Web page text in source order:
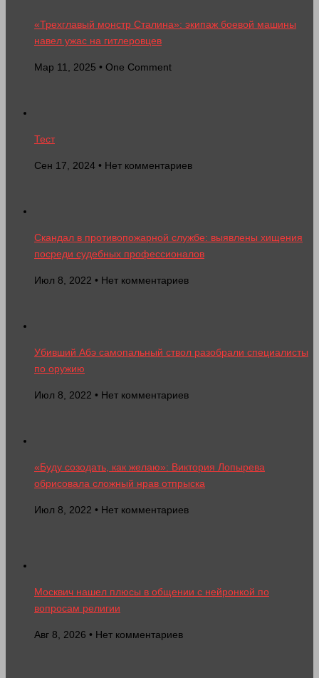
«Трехглавый монстр Сталина»: экипаж боевой машины
навел ужас на гитлеровцев
Мар 11, 2025 • One Comment
Тест
Сен 17, 2024 • Нет комментариев
Скандал в противопожарной службе: выявлены хищения
посреди судебных профессионалов
Июл 8, 2022 • Нет комментариев
Убивший Абэ самопальный ствол разобрали специалисты
по оружию
Июл 8, 2022 • Нет комментариев
«Буду созодать, как желаю»: Виктория Лопырева
обрисовала сложный нрав отпрыска
Июл 8, 2022 • Нет комментариев
Москвич нашел плюсы в общении с нейронкой по
вопросам религии
Авг 8, 2026 • Нет комментариев